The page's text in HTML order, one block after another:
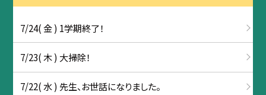
7/24( 金 ) 1学期終了！
7/23( 木 ) 大掃除！
7/22( 水 ) 先生、お世話になりました。